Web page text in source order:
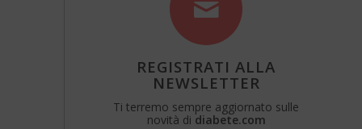
REGISTRATI ALLA
NEWSLETTER
Ti terremo sempre aggiornato sulle
novità di diabete.com